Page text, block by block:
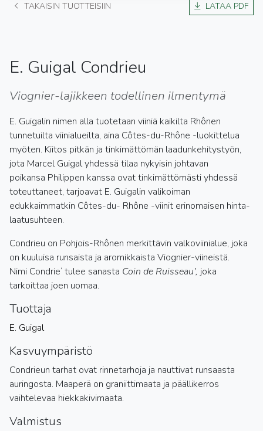
TAKAISIN TUOTTEISIIN LATAA PDF
E. Guigal Condrieu
Viognier-lajikkeen todellinen ilmentymä
E. Guigalin nimen alla tuotetaan viiniä kaikilta Rhônen
tunnetuilta viinialueilta, aina Côtes-du-Rhône -luokittelua
myöten. Kiitos pitkän ja tinkimättömän laadunkehitystyön,
jota Marcel Guigal yhdessä tilaa nykyisin johtavan
poikansa Philippen kanssa ovat tinkimättömästi yhdessä
toteuttaneet, tarjoavat E. Guigalin valikoiman
edukkaimmatkin Côtes-du- Rhône -viinit erinomaisen hinta-
laatusuhteen.
Condrieu on Pohjois-Rhônen merkittävin valkoviinialue, joka
on kuuluisa runsaista ja aromikkaista Viognier-viineistä.
Nimi Condrie‘ tulee sanasta Coin de Ruisseau’, joka
tarkoittaa joen uomaa.
Tuottaja
E. Guigal
Kasvuympäristö
Condrieun tarhat ovat rinnetarhoja ja nauttivat runsaasta
auringosta. Maaperä on graniittimaata ja päällikerros
vaihtelevaa hiekkakivimaata.
Valmistus